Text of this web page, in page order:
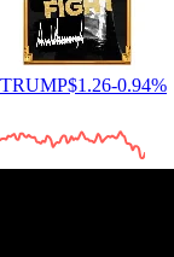
TRUMP$1.26-0.94%